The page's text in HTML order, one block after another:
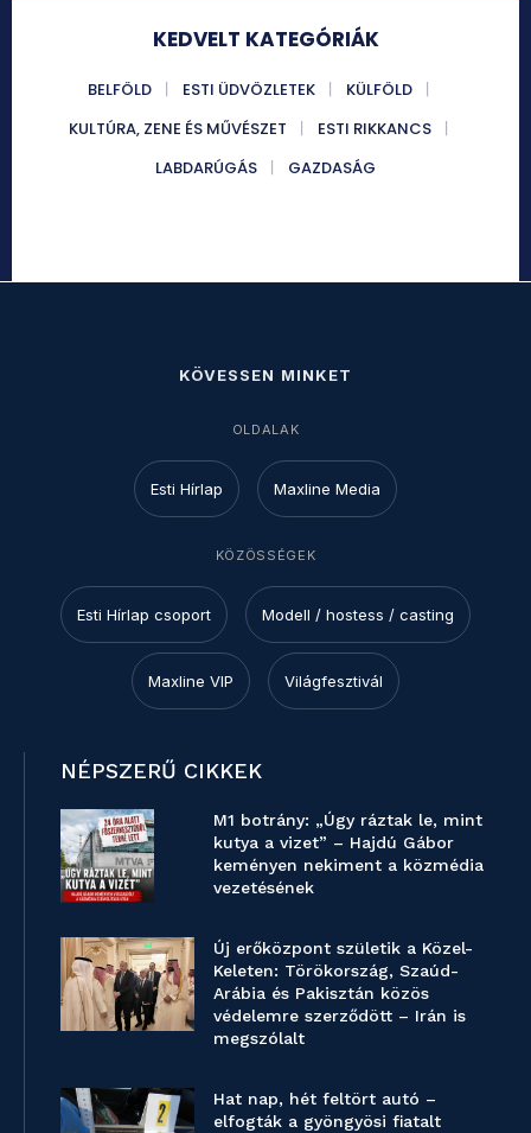
KEDVELT KATEGÓRIÁK
BELFÖLD ESTI ÜDVÖZLETEK
KÜLFÖLD
KULTÚRA, ZENE ÉS MŰVÉSZET
ESTI RIKKANCS
LABDARÚGÁS
GAZDASÁG
KÖVESSEN MINKET
OLDALAK
Esti Hírlap Maxline Media
KÖZÖSSÉGEK
Esti Hírlap csoport Modell / hostess / casting
Maxline VIP Világfesztivál
NÉPSZERŰ CIKKEK
M1 botrány: „Úgy ráztak le, mint
kutya a vizet” – Hajdú Gábor
keményen nekiment a közmédia
vezetésének
Új erőközpont születik a Közel-
Keleten: Törökország, Szaúd-
Arábia és Pakisztán közös
védelemre szerződött – Irán is
megszólalt
Hat nap, hét feltört autó –
elfogták a gyöngyösi fiatalt